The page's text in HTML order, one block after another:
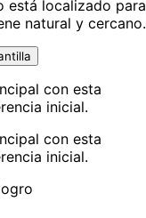
está localizado para
natural y cercano.
con esta
inicial.
con esta
inicial.